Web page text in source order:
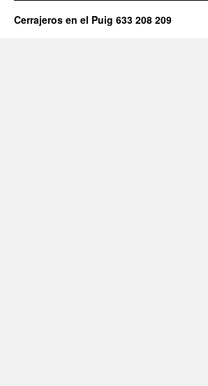
Cerrajeros en el Puig 633 208 209